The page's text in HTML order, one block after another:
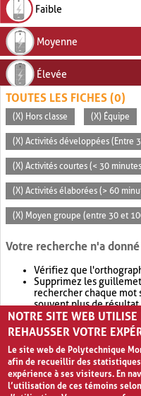
Faible
Moyenne
Élevée
TOUTES LES FICHES (0)
(X) Hors classe (X) Équipe
(X) Activités développées (Entre
(X) Activités courtes (< 30
(X) Activités élaborées (> 60
(X) Moyen groupe (entre 30 et
Votre recherche n'a
Vérifiez que
Supprimez les
rechercher chaque mot
souvent plus de
Envisagez d'élargir
retournera souvent
NOTRE SITE WEB
REHAUSSER VOTRE
Le site web de Polytechnique
afin de recueillir des
expérience à ses visiteurs. En
l’utilisation de ces témoins